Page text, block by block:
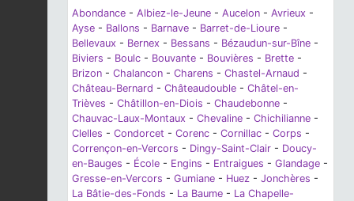
Abondance - Albiez-le-Jeune - Aucelon - Avrieux -
Ayse - Ballons - Barnave - Barret-de-Lioure -
Bellevaux - Bernex - Bessans - Bézaudun-sur-Bîne -
Biviers - Boulc - Bouvante - Bouvières - Brette -
Brizon - Chalancon - Charens - Chastel-Arnaud -
Château-Bernard - Châteaudouble - Châtel-en-
Trièves - Châtillon-en-Diois - Chaudebonne -
Chauvac-Laux-Montaux - Chevaline - Chichilianne -
Clelles - Condorcet - Corenc - Cornillac - Corps -
Corrençon-en-Vercors - Dingy-Saint-Clair - Doucy-
en-Bauges - École - Engins - Entraigues - Glandage -
Gresse-en-Vercors - Gumiane - Huez - Jonchères -
La Bâtie-des-Fonds - La Baume - La Chapelle-